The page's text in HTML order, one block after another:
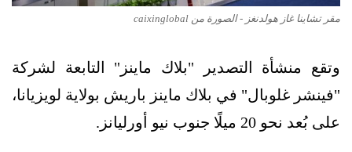
مقر تشاينا غاز هولدنغز - الصورة من caixinglobal
وتقع منشأة التصدير "بلاك ماينز" التابعة لشركة
"فينشر غلوبال" في بلاك ماينز باريش بولاية لويزيانا،
على بُعد نحو 20 ميلًا جنوب نيو أورليانز.